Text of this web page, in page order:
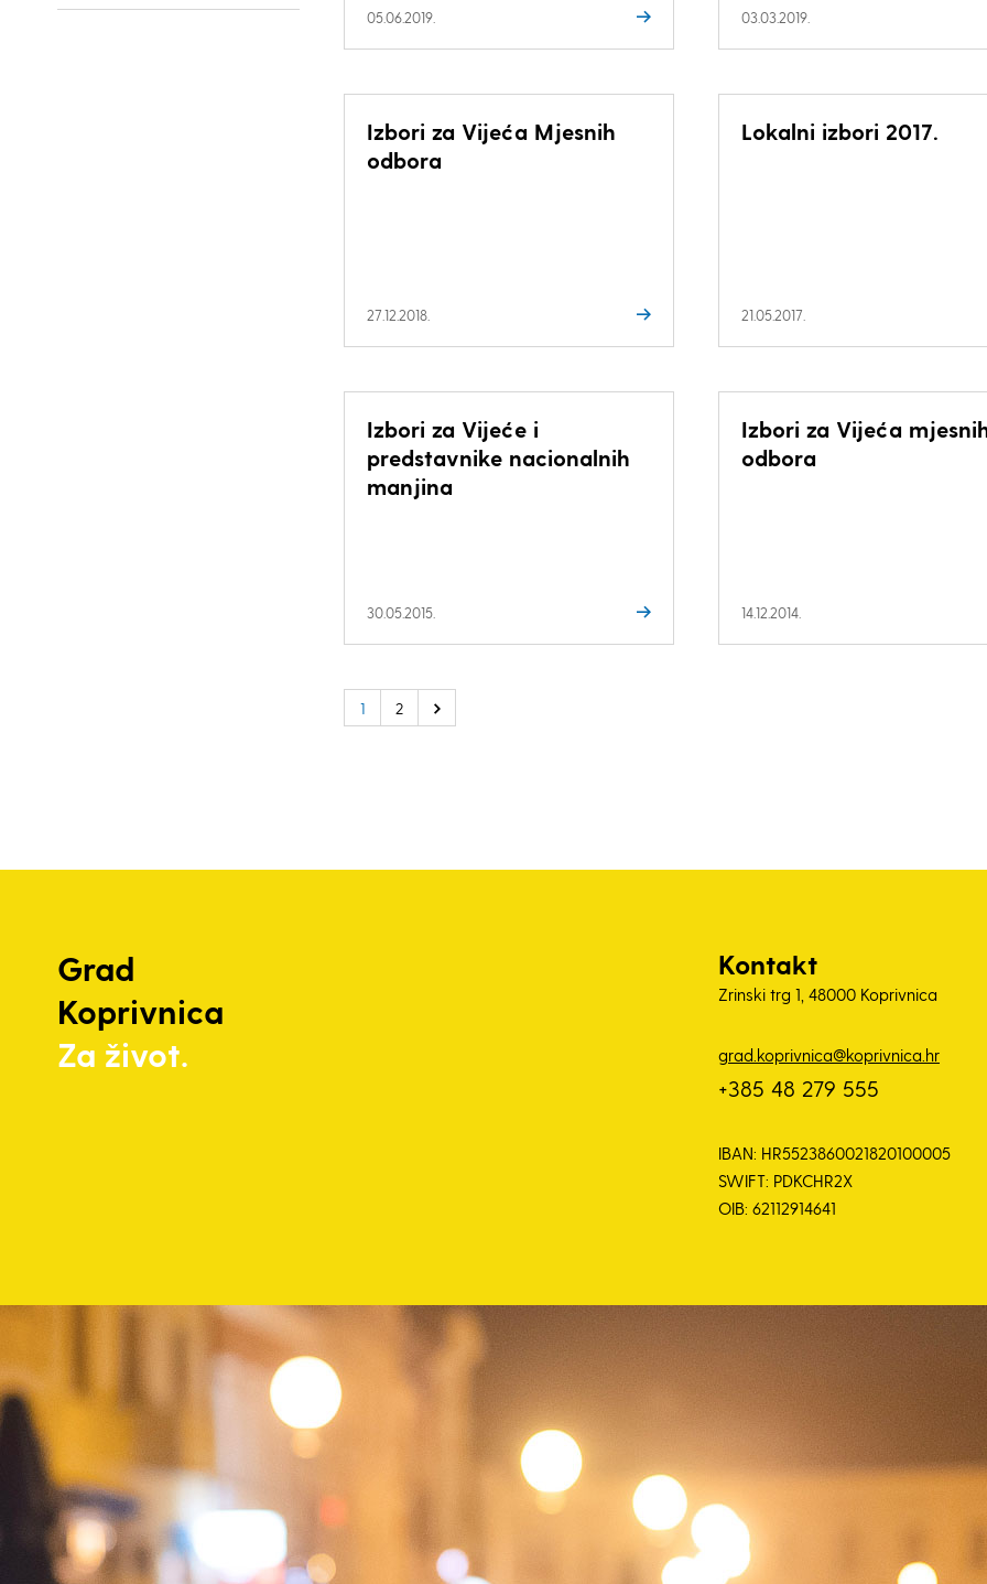
05.06.2019. 03.03.2019.
Izbori za Vijeća Mjesnih
odbora
27.12.2018.
Lokalni izbori 2017.
21.05.2017.
Izbori za Vijeće i
predstavnike nacionalnih
manjina
30.05.2015.
Izbori za Vijeća
odbora
14.12.2014.
1 2
Grad
Koprivnica
Za život.
Kontakt
Zrinski trg 1, 48000 Koprivnica
grad.koprivnica@koprivnica.hr
+385 48 279 555
IBAN: HR5523860021820100005
SWIFT: PDKCHR2X
OIB: 62112914641